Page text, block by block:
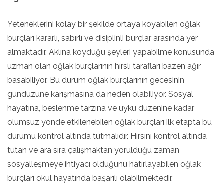
Yeteneklerini kolay bir şekilde ortaya koyabilen oğlak
burçları kararlı, sabırlı ve disiplinli burçlar arasında yer
almaktadır. Aklına koyduğu şeyleri yapabilme konusunda
uzman olan oğlak burçlarının hırslı tarafları bazen ağır
basabiliyor. Bu durum oğlak burçlarının gecesinin
gündüzüne karışmasına da neden olabiliyor. Sosyal
hayatına, beslenme tarzına ve uyku düzenine kadar
olumsuz yönde etkilenebilen oğlak burçları ilk etapta bu
durumu kontrol altında tutmalıdır. Hırsını kontrol altında
tutan ve ara sıra çalışmaktan yorulduğu zaman
sosyalleşmeye ihtiyacı olduğunu hatırlayabilen oğlak
burçları okul hayatında başarılı olabilmektedir.